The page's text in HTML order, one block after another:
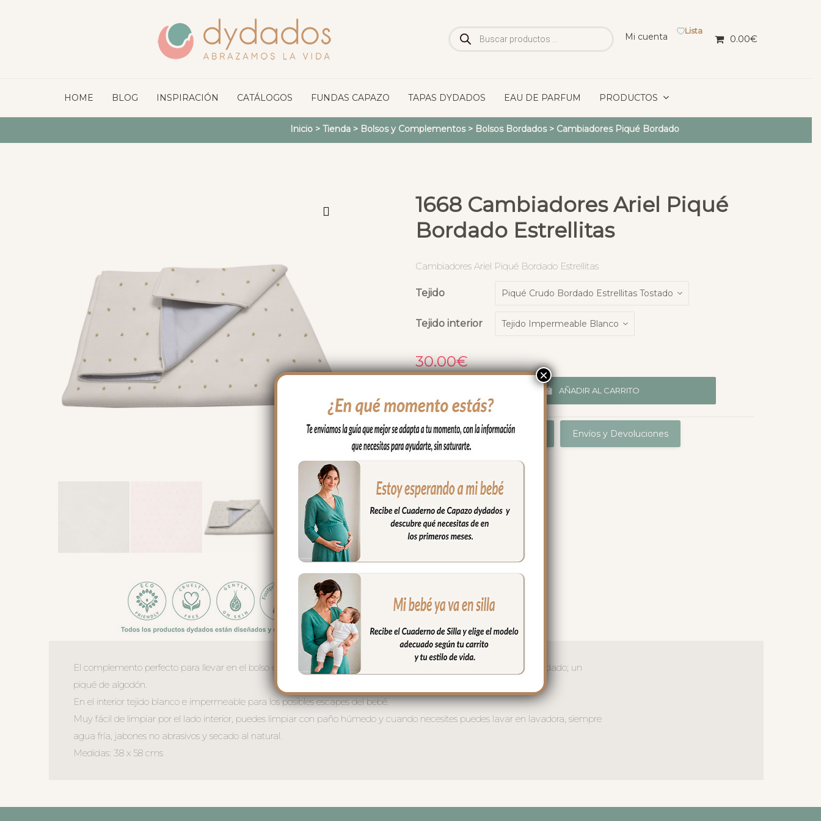
de
productos
Mi cuenta
Lista
0.00€
HOME BLOG INSPIRACIÓN CATÁLOGOS FUNDAS CAPAZO TAPAS DYDADOS EAU DE PARFUM PRODUCTOS
Inicio> Tienda> Bolsos y Complementos> Bolsos Bordados> Cambiadores Piqué Bordado
1668 Cambiadores Ariel Piqué
Bordado Estrellitas
Cambiadores Ariel Piqué Bordado Estrellitas
Tejido
Tejido interior
30.00€
AÑADIR AL CARRITO
Medidas Cualidades Envíos y Devoluciones
El complemento perfecto para llevar en el bolso en los paseos y salidas con tu bebé. Cambiador en tejido piqué bordado; un
piqué de algodón.
En el interior tejido blanco e impermeable para los posibles escapes del bebé.
Muy fácil de limpiar por el lado interior, puedes limpiar con paño húmedo y cuando necesites puedes lavar en lavadora, siempre
agua fría, jabones no abrasivos y secado al natural.
Medidas: 38 x 58 cms
×